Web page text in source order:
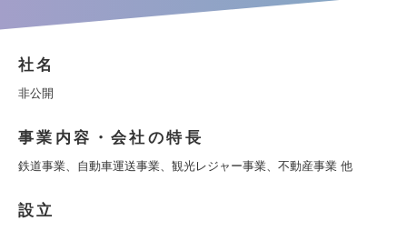
社名
非公開
事業内容・会社の特長
鉄道事業、自動車運送事業、観光レジャー事業、不動産事業 他
設立